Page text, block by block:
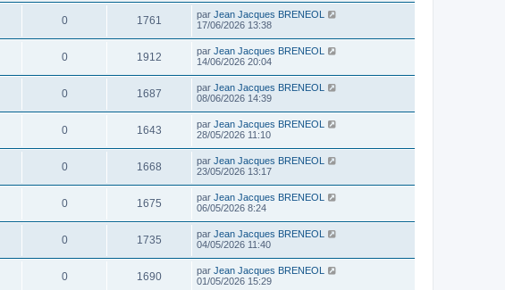
0 1761 par Jean Jacques BRENEOL
17/06/2026 13:38
0 1912 par Jean Jacques BRENEOL
14/06/2026 20:04
0 1687 par Jean Jacques BRENEOL
08/06/2026 14:39
0 1643 par Jean Jacques BRENEOL
28/05/2026 11:10
0 1668 par Jean Jacques BRENEOL
23/05/2026 13:17
0 1675 par Jean Jacques BRENEOL
06/05/2026 8:24
0 1735 par Jean Jacques BRENEOL
04/05/2026 11:40
0 1690 par Jean Jacques BRENEOL
01/05/2026 15:29